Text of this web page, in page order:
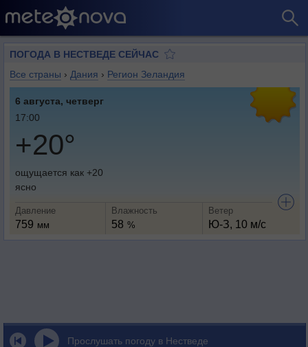
ПОГОДА В НЕСТВЕДЕ СЕЙЧАС
Все страны › Дания › Регион Зеландия
6 августа, четверг
17:00
+20°
ощущается как +20
ясно
Давление
759 мм
Влажность
58 %
Ветер
Ю-З, 10 м/с
Прослушать погоду в Нестведе